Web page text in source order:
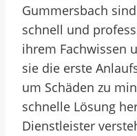
Gummersbach
schnell und
ihrem Fachwissen
sie die erste
um Schäden zu
schnelle Lösung
Dienstleister